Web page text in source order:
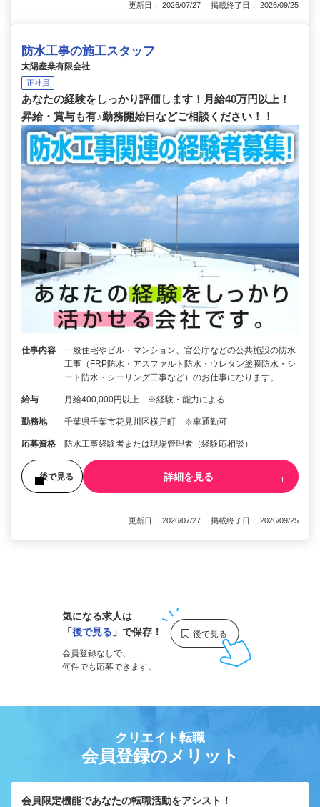
更新日： 2026/07/27 掲載終了日： 2026/09/25
防水工事の施工スタッフ
太陽産業有限会社
正社員
あなたの経験をしっかり評価します！月給40万円以上！
昇給・賞与も有♪勤務開始日などご相談ください！！
仕事内容
一般住宅やビル・マンション、官公庁などの公共施設の防水
工事（FRP防水・アスファルト防水・ウレタン塗膜防水・シ
ート防水・シーリング工事など）のお仕事になります。…
給与 月給400,000円以上 ※経験・能力による
勤務地 千葉県千葉市花見川区横戸町 ※車通勤可
応募資格 防水工事経験者または現場管理者（経験応相談）
後で見る 詳細を見る
更新日： 2026/07/27 掲載終了日： 2026/09/25
気になる求人は
「後で見る 」で保存！
会員登録なしで、
何件でも応募できます。
クリエイト転職
会員登録のメリット
会員限定機能であなたの転職活動をアシスト！